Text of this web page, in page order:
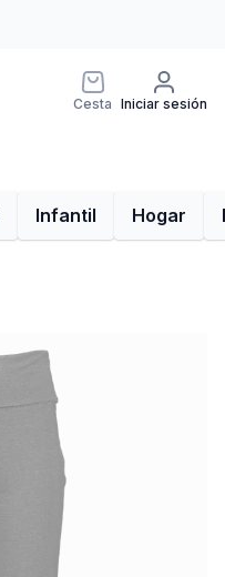
Cesta Iniciar sesión
Infantil Hogar